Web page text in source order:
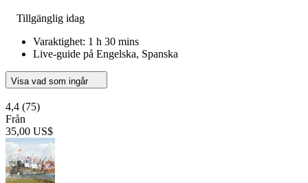
Tillgänglig idag
Varaktighet: 1 h 30 mins
Live-guide på Engelska, Spanska
Visa vad som ingår
4,4 (75)
Från
35,00 US$